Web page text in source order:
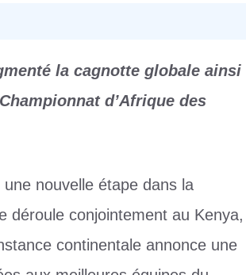
la cagnotte globale ainsi
d’Afrique des
nouvelle étape dans la
déroule conjointement au Kenya,
continentale annonce une